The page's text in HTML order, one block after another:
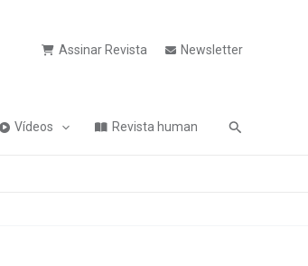
Assinar Revista Newsletter
Vídeos Revista human Pesquisa